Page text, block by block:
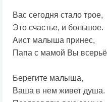
Вас сегодня стало трое,
Это счастье, и большое.
Аист малыша принес,
Папа с мамой Вы
Берегите малыша,
Ваша в нем живет душа.